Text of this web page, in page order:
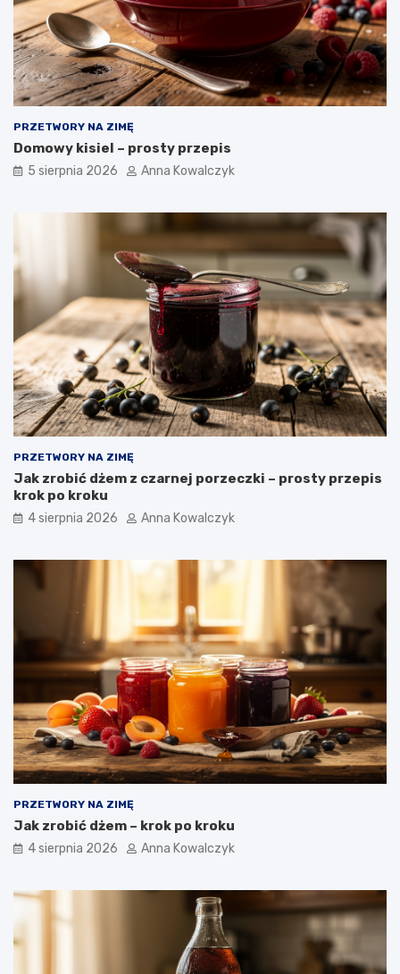
PRZETWORY NA ZIMĘ
Domowy kisiel – prosty przepis
5 sierpnia 2026 Anna Kowalczyk
PRZETWORY NA ZIMĘ
Jak zrobić dżem z czarnej porzeczki – prosty przepis
krok po kroku
4 sierpnia 2026 Anna Kowalczyk
PRZETWORY NA ZIMĘ
Jak zrobić dżem – krok po kroku
4 sierpnia 2026 Anna Kowalczyk